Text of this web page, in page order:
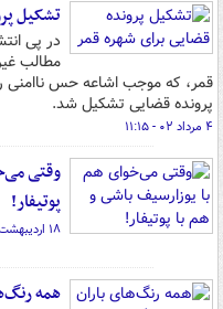
تشکیل
در پی
مطالب
قمر، که موجب اشاعه حس ناامنی
پرونده قضایی تشکیل شد.
۴ مرداد ۰۲ - ۱۱:۱۵
وقتی
پوتیفار!
۱۸ اردیبهشت ۰۲ - ۰۴:۲۸
همه